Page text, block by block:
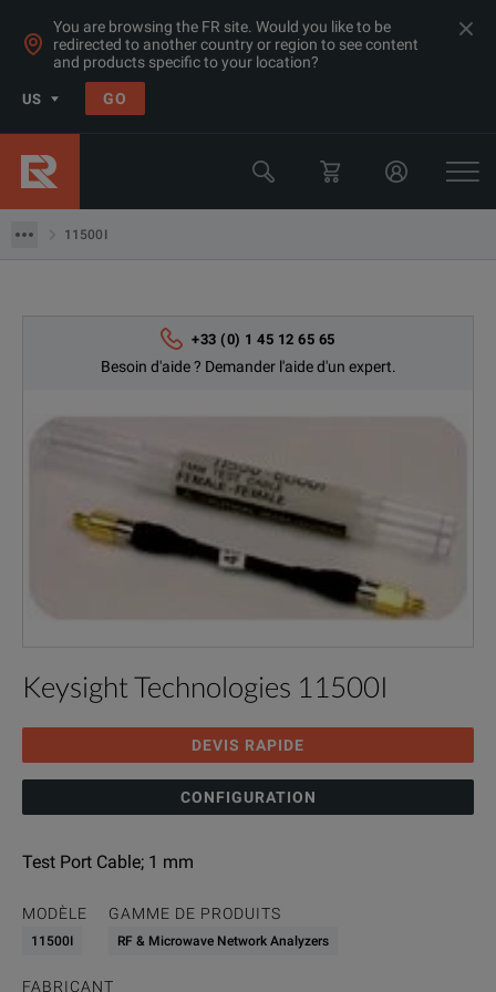
You are browsing the FR site. Would you like to be
redirected to another country or region to see content
and products specific to your location?
US GO
11500I
Produits
Analyseurs de réseaux RF & HF
Kits de calibration
Keysight Technologies
+33 (0) 1 45 12 65 65
Besoin d'aide ? Demander l'aide d'un expert.
Keysight Technologies 11500I
DEVIS RAPIDE
CONFIGURATION
Test Port Cable; 1 mm
MODÈLE
11500I
GAMME DE PRODUITS
RF & Microwave Network Analyzers
FABRICANT